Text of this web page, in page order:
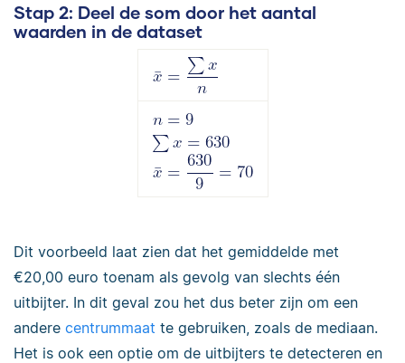
Stap 2: Deel de som door het aantal
waarden in de dataset
Dit voorbeeld laat zien dat het gemiddelde met
€20,00 euro toenam als gevolg van slechts één
uitbijter. In dit geval zou het dus beter zijn om een
andere centrummaat te gebruiken, zoals de mediaan.
Het is ook een optie om de uitbijters te detecteren en